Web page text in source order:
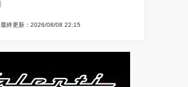
最終更新：2026/08/08 22:15